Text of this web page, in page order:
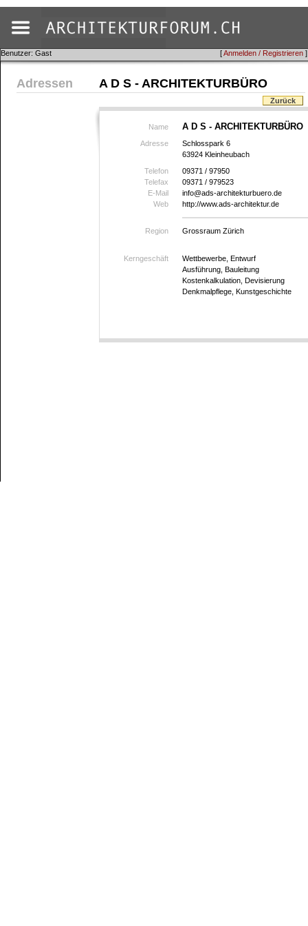
[Anmelden / Registrieren ]
Benutzer: Gast
Adressen A D S - ARCHITEKTURBÜRO
Zurück
Name A D S - ARCHITEKTURBÜRO
Adresse
Schlosspark 6
63924 Kleinheubach
Telefon
09371 / 97950
Telefax
09371 / 979523
E-Mail
info@ads-architekturbuero.de
Web
http://www.ads-architektur.de
Region Grossraum Zürich
Kerngeschäft
Wettbewerbe, Entwurf
Ausführung, Bauleitung
Kostenkalkulation, Devisierung
Denkmalpflege, Kunstgeschichte